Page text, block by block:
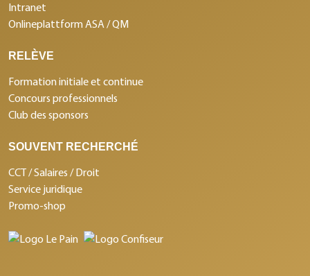
Intranet
Onlineplattform ASA / QM
RELÈVE
Formation initiale et continue
Concours professionnels
Club des sponsors
SOUVENT RECHERCHÉ
CCT / Salaires / Droit
Service juridique
Promo-shop